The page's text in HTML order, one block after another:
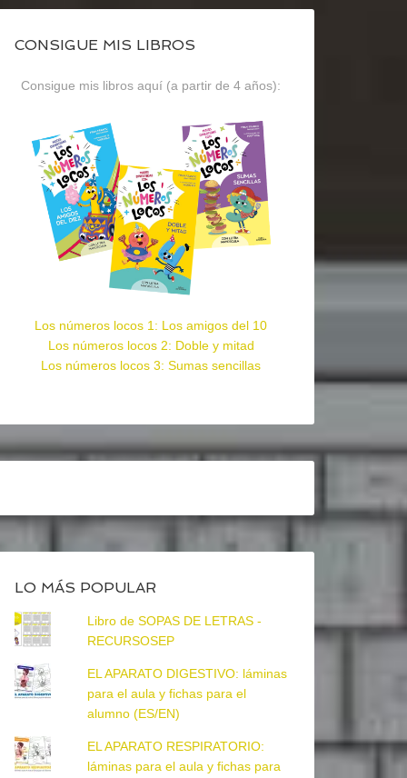
CONSIGUE MIS LIBROS
Consigue mis libros aquí (a partir de 4 años):
Los números locos 1: Los amigos del 10
Los números locos 2: Doble y mitad
Los números locos 3: Sumas sencillas
LO MÁS POPULAR
Libro de SOPAS DE LETRAS -
RECURSOSEP
EL APARATO DIGESTIVO: láminas
para el aula y fichas para el
alumno (ES/EN)
EL APARATO RESPIRATORIO:
láminas para el aula y fichas para